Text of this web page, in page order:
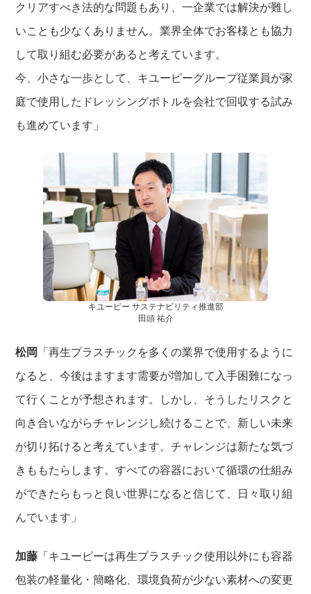
クリアすべき法的な問題もあり、一企業では解決が難し
いことも少なくありません。業界全体でお客様とも協力
して取り組む必要があると考えています。
今、小さな一歩として、キユーピーグループ従業員が家
庭で使用したドレッシングボトルを会社で回収する試み
も進めています」
キユーピー サステナビリティ推進部
田頭 祐介
松岡
「再生プラスチックを多くの業界で使用するように
なると、今後はますます需要が増加して入手困難になっ
て行くことが予想されます。しかし、そうしたリスクと
向き合いながらチャレンジし続けることで、新しい未来
が切り拓けると考えています。チャレンジは新たな気づ
きももたらします。すべての容器において循環の仕組み
ができたらもっと良い世界になると信じて、日々取り組
んでいます」
加藤 「キユーピーは再生プラスチック使用以外にも容器
包装の軽量化・簡略化、環境負荷が少ない素材への変更